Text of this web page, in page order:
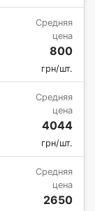
Средняя
цена
800
грн/шт.
Средняя
цена
4044
грн/шт.
Средняя
цена
2650